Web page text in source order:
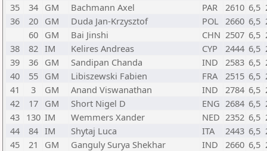
35
34 GM Bachmann Axel PAR 2610 6,5
36
20 GM Duda Jan-Krzysztof POL 2660 6,5
60 GM Bai Jinshi CHN 2507 6,5
38
82 IM Kelires Andreas CYP 2444 6,5
39
36 GM Sandipan Chanda IND 2583 6,5
40
55 GM Libiszewski Fabien FRA 2515 6,5
41
3 GM Anand Viswanathan IND 2784 6,5
42
17 GM Short Nigel D ENG 2684 6,5
43 130 IM Wemmers Xander NED 2352 6,5
44
84 IM Shytaj Luca ITA 2443 6,5
45
21 GM Ganguly Surya Shekhar IND 2660 6,5